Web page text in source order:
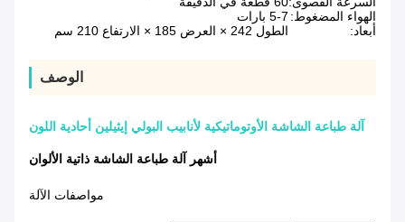
الهواء المضغوط: 5-7 بارات
أبعاد:
الطول 242 × العرض 185 × الارتفاع 210 سم
الوصف
آلة طباعة الشاشة الأوتوماتيكية لأنابيب البولي إيثيلين أحادية اللون
أشهر آلة طباعة الشاشة ذاتية الألوان
مواصفات الآلة